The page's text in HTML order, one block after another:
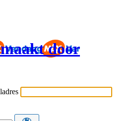
door